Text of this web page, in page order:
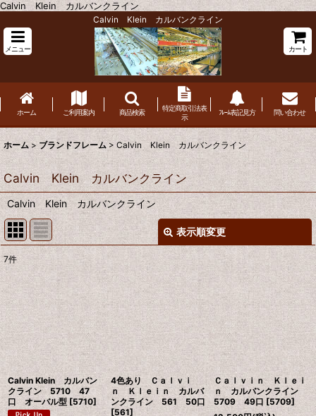
Calvin Klein カルバンクライン
Calvin Klein カルバンクライン
メニュー カート
ホーム ご利用案内 商品検索
特定商取引法表
示
ﾌﾚｰﾑ表記見方 問い合わせ
ホーム > ブランドフレーム > Calvin Klein カルバンクライン
Calvin Klein カルバンクライン
Calvin Klein カルバンクライン
表示順変更
表示数:
並び順 :
絞り込む
7件
Calvin Klein カルバン
クライン 5710 47
口 オーバル型 [5710]
4色あり Ｃａｌｖｉ
ｎ Ｋｌｅｉｎ カルバ
ンクライン 561 50口
[561]
Ｃａｌｖｉｎ Ｋｌｅｉ
ｎ カルバンクライン
5709 49口 [5709]